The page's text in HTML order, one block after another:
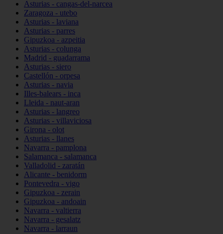
Asturias - cangas-del-narcea
Zaragoza - utebo
Asturias - laviana
Asturias - parres
Gipuzkoa - azpeitia
Asturias - colunga
Madrid - guadarrama
Asturias - siero
Castellón - orpesa
Asturias - navia
Illes-balears - inca
Lleida - naut-aran
Asturias - langreo
Asturias - villaviciosa
Girona - olot
Asturias - llanes
Navarra - pamplona
Salamanca - salamanca
Valladolid - zaratán
Alicante - benidorm
Pontevedra - vigo
Gipuzkoa - zerain
Gipuzkoa - andoain
Navarra - valtierra
Navarra - gesalatz
Navarra - larraun